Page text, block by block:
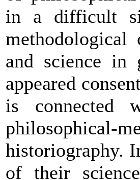
in a difficult
methodological
and science in
appeared
is connected
historiography.
of their